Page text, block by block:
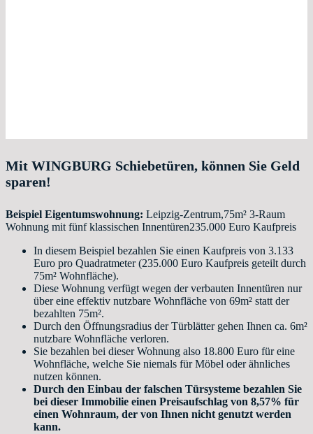
Mit WINGBURG Schiebetüren, können Sie Geld
sparen!
Beispiel Eigentumswohnung: Leipzig-Zentrum,75m² 3-Raum
Wohnung mit fünf klassischen Innentüren235.000 Euro Kaufpreis
In diesem Beispiel bezahlen Sie einen Kaufpreis von 3.133
Euro pro Quadratmeter (235.000 Euro Kaufpreis geteilt durch
75m² Wohnfläche).
Diese Wohnung verfügt wegen der verbauten Innentüren nur
über eine effektiv nutzbare Wohnfläche von 69m² statt der
bezahlten 75m².
Durch den Öffnungsradius der Türblätter gehen Ihnen ca. 6m²
nutzbare Wohnfläche verloren.
Sie bezahlen bei dieser Wohnung also 18.800 Euro für eine
Wohnfläche, welche Sie niemals für Möbel oder ähnliches
nutzen können.
Durch den Einbau der falschen Türsysteme bezahlen Sie
bei dieser Immobilie einen Preisaufschlag von 8,57% für
einen Wohnraum, der von Ihnen nicht genutzt werden
kann.